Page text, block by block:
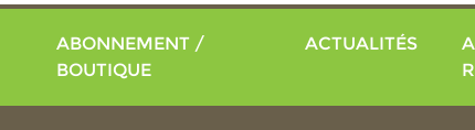
ABONNEMENT /
BOUTIQUE
ACTUALITÉS